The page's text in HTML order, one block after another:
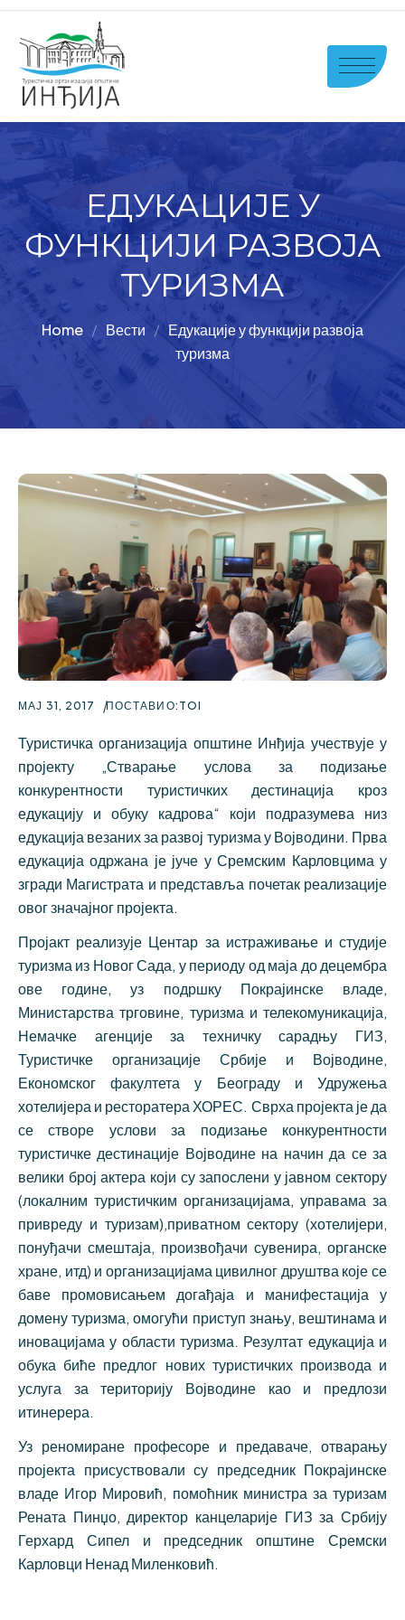
ЕДУКАЦИЈЕ У
ФУНКЦИЈИ РАЗВОЈА
ТУРИЗМА
Home Вести
Едукације у функцији развоја
туризма
МАЈ 31, 2017 ПОСТАВИО: TOI
Туристичка организација општине Инђија учествује у
пројекту „Стварање услова за подизање
конкурентности туристичких дестинација кроз
едукацију и обуку кадрова“ који подразумева низ
едукација везаних за развој туризма у Војводини. Прва
едукација одржана је јуче у Сремским Карловцима у
згради Магистрата и представља почетак реализације
овог значајног пројекта.
Пројакт реализује Центар за истраживање и студије
туризма из Новог Сада, у периоду од маја до децембра
ове године, уз подршку Покрајинске владе,
Министарства трговине, туризма и телекомуникација,
Немачке агенције за техничку сарадњу ГИЗ,
Туристичке организације Србије и Војводине,
Економског факултета у Београду и Удружења
хотелијера и ресторатера ХОРЕС. Сврха пројекта је да
се створе услови за подизање конкурентности
туристичке дестинације Војводине на начин да се за
велики број актера који су запослени у јавном сектору
(локалним туристичким организацијама, управама за
привреду и туризам),приватном сектору (хотелијери,
понуђачи смештаја, произвођачи сувенира, органске
хране, итд) и организацијама цивилног друштва које се
баве промовисањем догађаја и манифестација у
домену туризма, омогући приступ знању, вештинама и
иновацијама у области туризма. Резултат едукација и
обука биће предлог нових туристичких производа и
услуга за територију Војводине као и предлози
итинерера.
Уз реномиране професоре и предаваче, отварању
пројекта присуствовали су председник Покрајинске
владе Игор Мировић, помоћник министра за туризам
Рената Пинџо, директор канцеларије ГИЗ за Србију
Герхард Сипел и председник општине Сремски
Карловци Ненад Миленковић.